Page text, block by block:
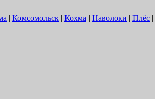
| Комсомольск | Кохма | Наволоки | Плёс |